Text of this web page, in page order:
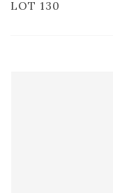
LOT 130